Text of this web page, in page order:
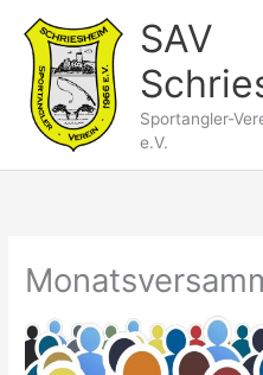
Inhalt
springen
SAV
Sportangler-
e.V.